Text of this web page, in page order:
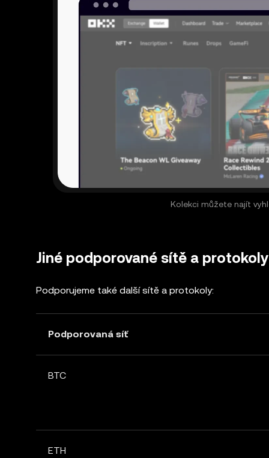
Kolekci můžete najít
Jiné podporované sítě a protokoly
Podporujeme také další sítě a protokoly:
Podporovaná síť
BTC
ETH